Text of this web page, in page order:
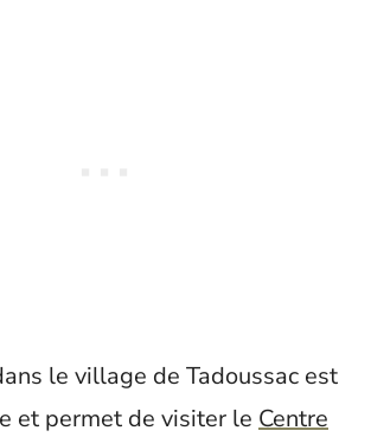
le village de Tadoussac est
et permet de visiter le Centre